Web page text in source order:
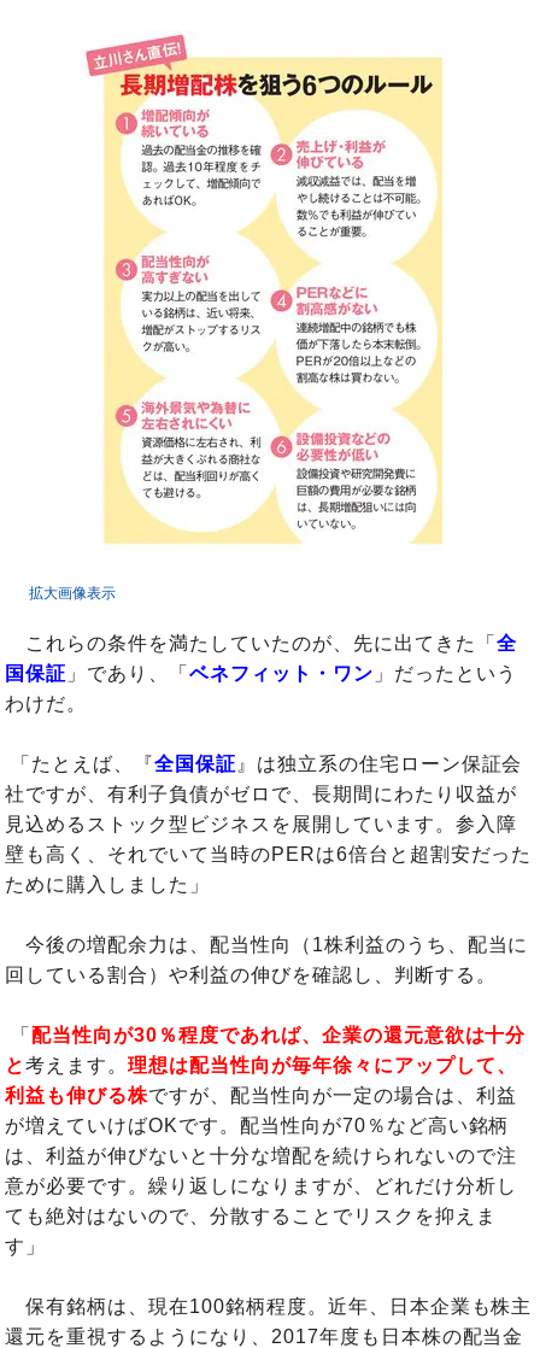
拡大画像表示
これらの条件を満たしていたのが、先に出てきた「 全
国保証 」であり、「ベネフィット・ワン 」だったという
わけだ。
「たとえば、『全国保証 』は独立系の住宅ローン保証会
社ですが、有利子負債がゼロで、長期間にわたり収益が
見込めるストック型ビジネスを展開しています。参入障
壁も高く、それでいて当時のPERは6倍台と超割安だった
ために購入しました」
今後の増配余力は、配当性向（1株利益のうち、配当に
回している割合）や利益の伸びを確認し、判断する。
「配当性向が30％程度であれば、企業の還元意欲は十分
と考えます。理想は配当性向が毎年徐々にアップして、
利益も伸びる株ですが、配当性向が一定の場合は、利益
が増えていけばOKです。配当性向が70％など高い銘柄
は、利益が伸びないと十分な増配を続けられないので注
意が必要です。繰り返しになりますが、どれだけ分析し
ても絶対はないので、分散することでリスクを抑えま
す」
保有銘柄は、現在100銘柄程度。近年、日本企業も株主
還元を重視するようになり、2017年度も日本株の配当金